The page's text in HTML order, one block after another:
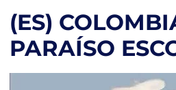
(ES)
PARAÍSO